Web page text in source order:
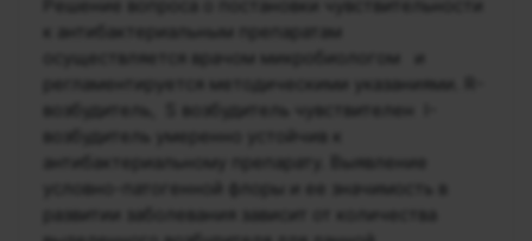
Решение вопроса о постановки чувствительности
к антибактериальным препаратам
осуществляется врачом микробиологом и
регламентируется методическими указаниями. R-
возбудитель умеренно устойчив к
антибактериальному препарату. Выявление
развитии заболевания зависит от количества